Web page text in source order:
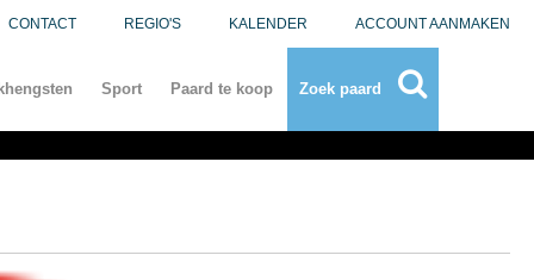
CONTACT REGIO'S KALENDER ACCOUNT AANMAKEN
Sport Paard te koop Zoek paard